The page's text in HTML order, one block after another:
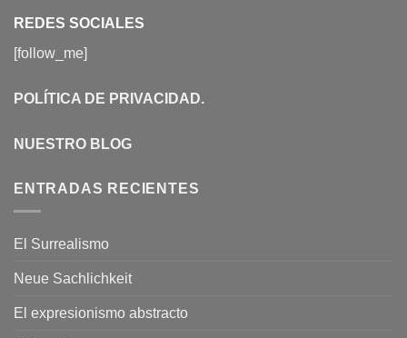
REDES SOCIALES
[follow_me]
POLÍTICA DE PRIVACIDAD.
NUESTRO BLOG
ENTRADAS RECIENTES
El Surrealismo
Neue Sachlichkeit
El expresionismo abstracto